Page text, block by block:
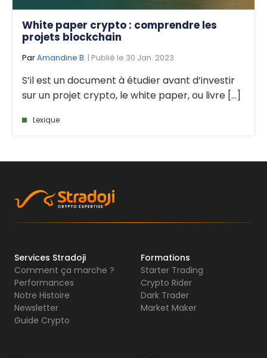
White paper crypto : comprendre les
projets blockchain
ParAmandine B. | Publié le 30 Jan. 2023
S’il est un document à étudier avant d’investir
sur un projet crypto, le white paper, ou livre [...]
Lexique
Services Stradoji
Comment ça marche ?
Performances
Notre Histoire
Newsletter
Guide Crypto
Formations
Starter Trading
Crypto Rider
Dark Trader
Market Maker